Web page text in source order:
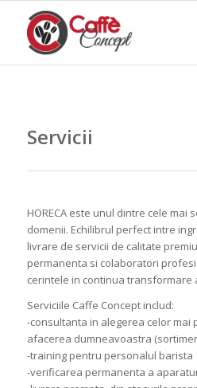
Servicii
HORECA este unul dintre cele mai
domenii. Echilibrul perfect intre
livrare de servicii de calitate
permanenta si colaboratori
cerintele in continua transformare
Serviciile Caffe Concept includ:
-consultanta in alegerea celor mai
afacerea dumneavoastra
-training pentru personalul barista
-verificarea permanenta a